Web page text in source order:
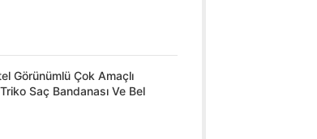
Görünümlü Çok Amaçlı
Saç Bandanası Ve Bel